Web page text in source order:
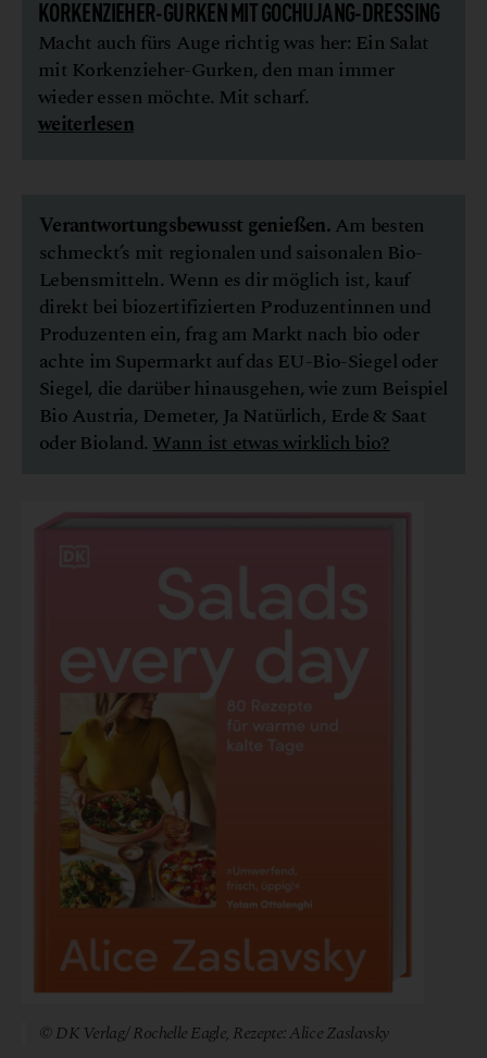
KORKENZIEHER-GURKEN MIT GOCHUJANG-DRESSING
Macht auch fürs Auge richtig was her: Ein Salat
mit Korkenzieher-Gurken, den man immer
wieder essen möchte. Mit scharf.
weiterlesen
Verantwortungsbewusst genießen.Am besten
schmeckt’s mit regionalen und saisonalen Bio-
Lebensmitteln. Wenn es dir möglich ist, kauf
direkt bei biozertifizierten Produzentinnen und
Produzenten ein, frag am Markt nach bio oder
achte im Supermarkt auf das EU-Bio-Siegel oder
Siegel, die darüber hinausgehen, wie zum Beispiel
Bio Austria, Demeter, Ja Natürlich, Erde & Saat
oder Bioland.Wann ist etwas wirklich bio?
© DK Verlag/ Rochelle Eagle, Rezepte: Alice Zaslavsky